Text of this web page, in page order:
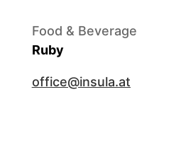
Food & Beverage
Ruby
office@insula.at